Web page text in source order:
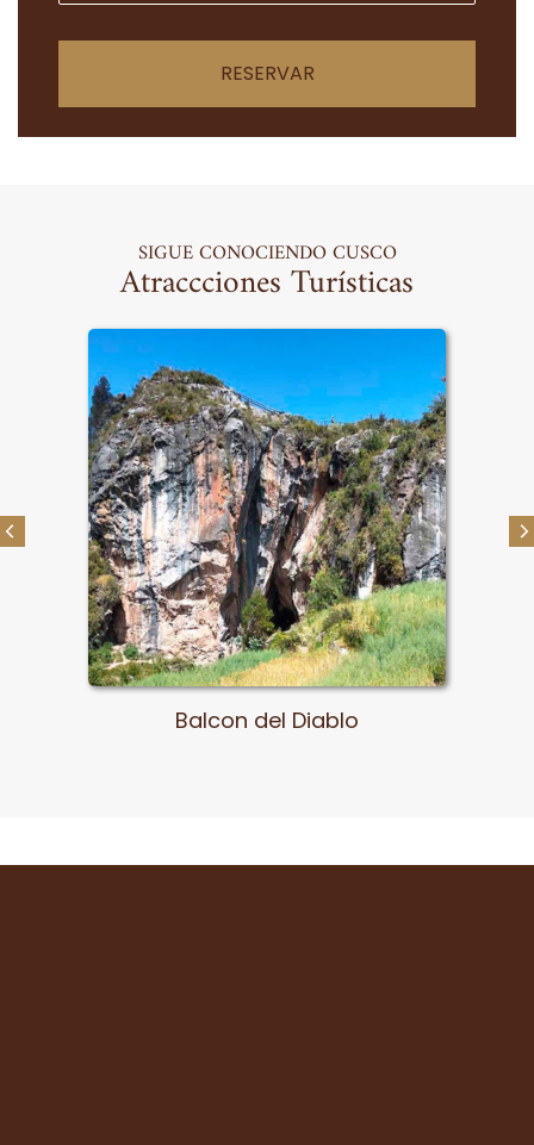
RESERVAR
SIGUE CONOCIENDO CUSCO
Atraccciones Turísticas